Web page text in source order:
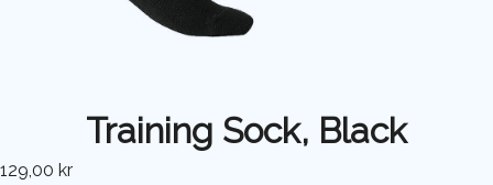
Training Sock, Black
129,00 kr